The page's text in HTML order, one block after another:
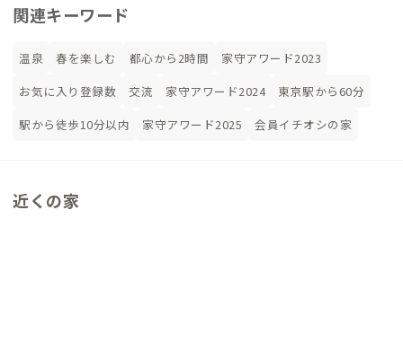
関連キーワード
温泉 春を楽しむ 都心から2時間
家守アワード2023
お気に入り登録数
交流 家守アワード2024
東京駅から60分
駅から徒歩10分以内
家守アワード2025 会員イチオシの家
近くの家